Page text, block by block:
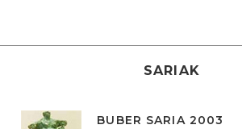
SARIAK
BUBER SARIA 2003